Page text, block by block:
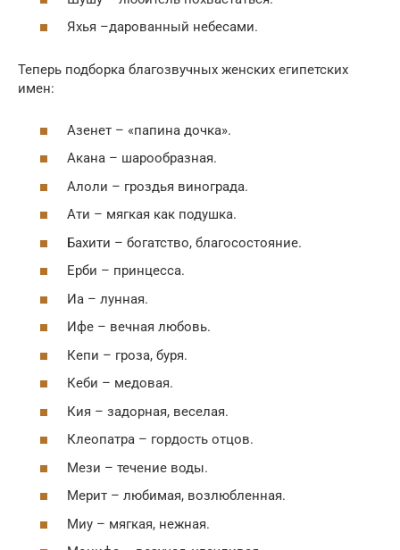
Яхья –дарованный небесами.
Теперь подборка благозвучных женских египетских
имен:
Азенет – «папина дочка».
Акана – шарообразная.
Алоли – гроздья винограда.
Ати – мягкая как подушка.
Бахити – богатство, благосостояние.
Ерби – принцесса.
Иа – лунная.
Ифе – вечная любовь.
Кепи – гроза, буря.
Кеби – медовая.
Кия – задорная, веселая.
Клеопатра – гордость отцов.
Мези – течение воды.
Мерит – любимая, возлюбленная.
Миу – мягкая, нежная.